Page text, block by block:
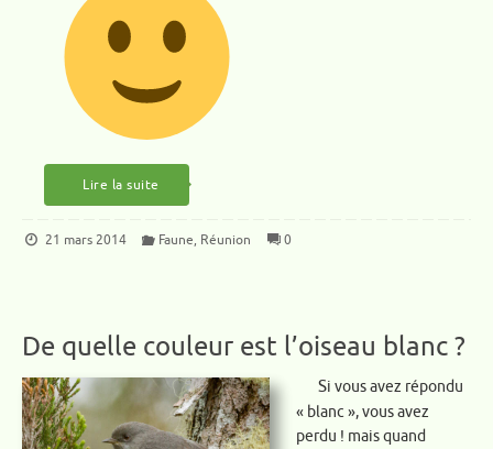
Lire la suite
21 mars 2014 Faune, Réunion 0
De quelle couleur est l’oiseau blanc ?
Si vous avez répondu
« blanc », vous avez
perdu ! mais quand